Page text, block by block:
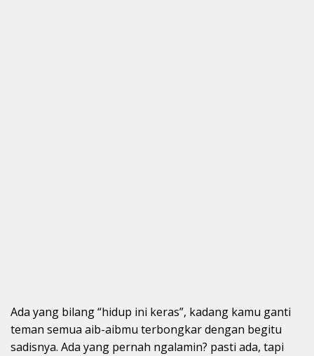
Ada yang bilang “hidup ini keras”, kadang kamu ganti
teman semua aib-aibmu terbongkar dengan begitu
sadisnya. Ada yang pernah ngalamin? pasti ada, tapi